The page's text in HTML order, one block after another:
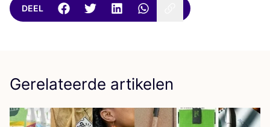
DEEL
Gerelateerde artikelen